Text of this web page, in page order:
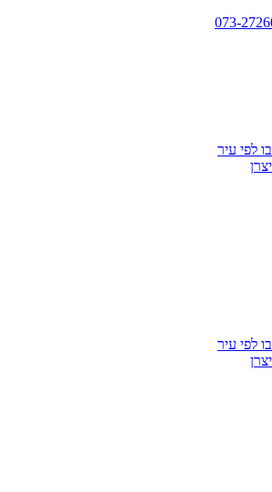
לפי עיר
לפי עיר